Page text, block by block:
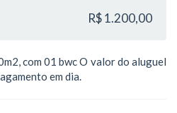
R$ 1.200,00
com 01 bwc O valor do aluguel
em dia.